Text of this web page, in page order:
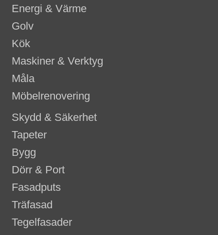
Energi & Värme
Golv
Kök
Maskiner & Verktyg
Måla
Möbelrenovering
Skydd & Säkerhet
Tapeter
Bygg
Dörr & Port
Fasadputs
Träfasad
Tegelfasader